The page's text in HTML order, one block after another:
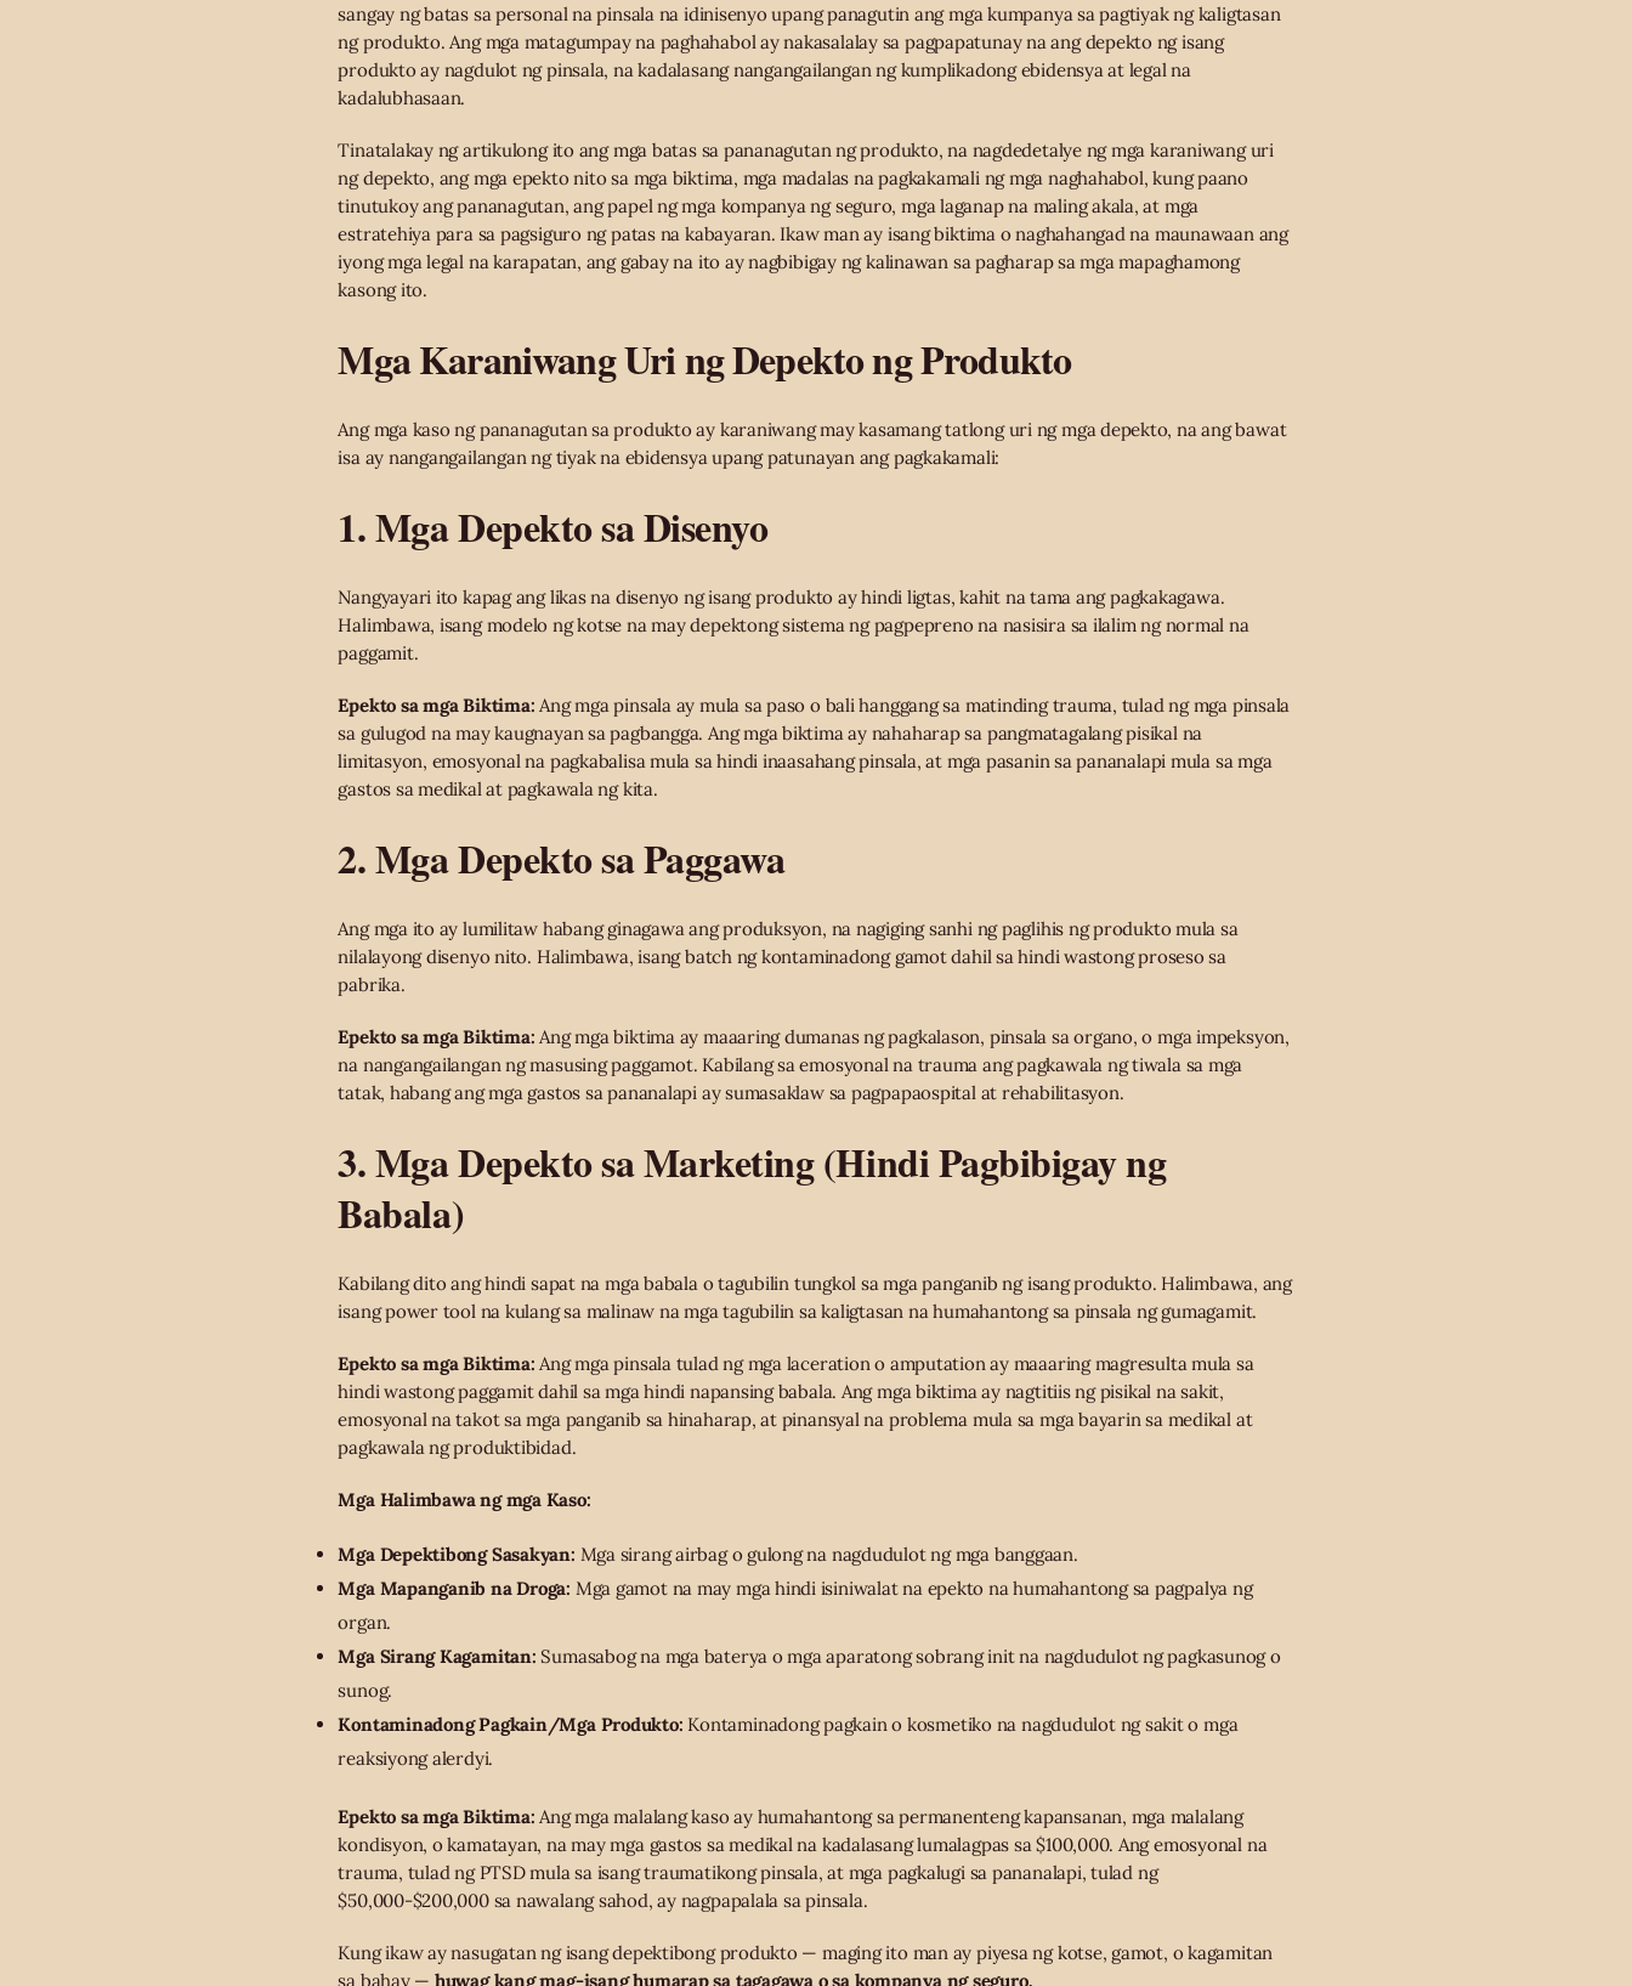
sangay ng batas sa personal na pinsala na idinisenyo upang panagutin ang mga kumpanya sa pagtiyak ng kaligtasan
ng produkto. Ang mga matagumpay na paghahabol ay nakasalalay sa pagpapatunay na ang depekto ng isang
produkto ay nagdulot ng pinsala, na kadalasang nangangailangan ng kumplikadong ebidensya at legal na
kadalubhasaan.
Tinatalakay ng artikulong ito ang mga batas sa pananagutan ng produkto, na nagdedetalye ng mga karaniwang uri
ng depekto, ang mga epekto nito sa mga biktima, mga madalas na pagkakamali ng mga naghahabol, kung paano
tinutukoy ang pananagutan, ang papel ng mga kompanya ng seguro, mga laganap na maling akala, at mga
estratehiya para sa pagsiguro ng patas na kabayaran. Ikaw man ay isang biktima o naghahangad na maunawaan ang
iyong mga legal na karapatan, ang gabay na ito ay nagbibigay ng kalinawan sa pagharap sa mga mapaghamong
kasong ito.
Mga Karaniwang Uri ng Depekto ng Produkto
Ang mga kaso ng pananagutan sa produkto ay karaniwang may kasamang tatlong uri ng mga depekto, na ang bawat
isa ay nangangailangan ng tiyak na ebidensya upang patunayan ang pagkakamali:
1. Mga Depekto sa Disenyo
Nangyayari ito kapag ang likas na disenyo ng isang produkto ay hindi ligtas, kahit na tama ang pagkakagawa.
Halimbawa, isang modelo ng kotse na may depektong sistema ng pagpepreno na nasisira sa ilalim ng normal na
paggamit.
Epekto sa mga Biktima: Ang mga pinsala ay mula sa paso o bali hanggang sa matinding trauma, tulad ng mga pinsala
sa gulugod na may kaugnayan sa pagbangga. Ang mga biktima ay nahaharap sa pangmatagalang pisikal na
limitasyon, emosyonal na pagkabalisa mula sa hindi inaasahang pinsala, at mga pasanin sa pananalapi mula sa mga
gastos sa medikal at pagkawala ng kita.
2. Mga Depekto sa Paggawa
Ang mga ito ay lumilitaw habang ginagawa ang produksyon, na nagiging sanhi ng paglihis ng produkto mula sa
nilalayong disenyo nito. Halimbawa, isang batch ng kontaminadong gamot dahil sa hindi wastong proseso sa
pabrika.
Epekto sa mga Biktima: Ang mga biktima ay maaaring dumanas ng pagkalason, pinsala sa organo, o mga impeksyon,
na nangangailangan ng masusing paggamot. Kabilang sa emosyonal na trauma ang pagkawala ng tiwala sa mga
tatak, habang ang mga gastos sa pananalapi ay sumasaklaw sa pagpapaospital at rehabilitasyon.
3. Mga Depekto sa Marketing (Hindi Pagbibigay ng
Babala)
Kabilang dito ang hindi sapat na mga babala o tagubilin tungkol sa mga panganib ng isang produkto. Halimbawa, ang
isang power tool na kulang sa malinaw na mga tagubilin sa kaligtasan na humahantong sa pinsala ng gumagamit.
Epekto sa mga Biktima: Ang mga pinsala tulad ng mga laceration o amputation ay maaaring magresulta mula sa
hindi wastong paggamit dahil sa mga hindi napansing babala. Ang mga biktima ay nagtitiis ng pisikal na sakit,
emosyonal na takot sa mga panganib sa hinaharap, at pinansyal na problema mula sa mga bayarin sa medikal at
pagkawala ng produktibidad.
Mga Halimbawa ng mga Kaso:
Mga Depektibong Sasakyan: Mga sirang airbag o gulong na nagdudulot ng mga banggaan.
Mga Mapanganib na Droga: Mga gamot na may mga hindi isiniwalat na epekto na humahantong sa pagpalya ng
organ.
Mga Sirang Kagamitan: Sumasabog na mga baterya o mga aparatong sobrang init na nagdudulot ng pagkasunog o
sunog.
Kontaminadong Pagkain/Mga Produkto: Kontaminadong pagkain o kosmetiko na nagdudulot ng sakit o mga
reaksiyong alerdyi.
Epekto sa mga Biktima: Ang mga malalang kaso ay humahantong sa permanenteng kapansanan, mga malalang
kondisyon, o kamatayan, na may mga gastos sa medikal na kadalasang lumalagpas sa $100,000. Ang emosyonal na
trauma, tulad ng PTSD mula sa isang traumatikong pinsala, at mga pagkalugi sa pananalapi, tulad ng
$50,000-$200,000 sa nawalang sahod, ay nagpapalala sa pinsala.
Kung ikaw ay nasugatan ng isang depektibong produkto — maging ito man ay piyesa ng kotse, gamot, o kagamitan
sa bahay — huwag kang mag-isang humarap sa tagagawa o sa kompanya ng seguro.